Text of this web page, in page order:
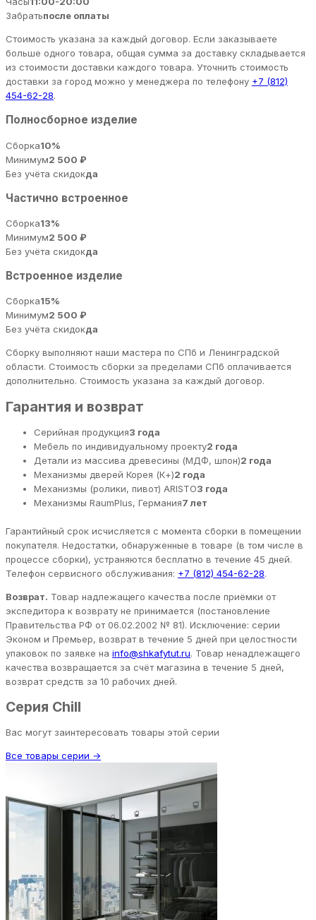
Забратьпосле оплаты
Стоимость указана за каждый договор. Если заказываете
больше одного товара, общая сумма за доставку складывается
из стоимости доставки каждого товара. Уточнить стоимость
доставки за город можно у менеджера по телефону +7 (812)
454-62-28.
Полносборное изделие
Сборка10%
Минимум2 500 ₽
Без учёта скидокда
Частично встроенное
Сборка13%
Минимум2 500 ₽
Без учёта скидокда
Встроенное изделие
Сборка15%
Минимум2 500 ₽
Без учёта скидокда
Сборку выполняют наши мастера по СПб и Ленинградской
области. Стоимость сборки за пределами СПб оплачивается
дополнительно. Стоимость указана за каждый договор.
Гарантия и возврат
Серийная продукция3 года
Мебель по индивидуальному проекту2 года
Детали из массива древесины (МДФ, шпон)2 года
Механизмы дверей Корея (К+)2 года
Механизмы (ролики, пивот) ARISTO3 года
Механизмы RaumPlus, Германия7 лет
Гарантийный срок исчисляется с момента сборки в помещении
покупателя. Недостатки, обнаруженные в товаре (в том числе в
процессе сборки), устраняются бесплатно в течение 45 дней.
Телефон сервисного обслуживания: +7 (812) 454-62-28.
Возврат. Товар надлежащего качества после приёмки от
экспедитора к возврату не принимается (постановление
Правительства РФ от 06.02.2002 № 81). Исключение: серии
Эконом и Премьер, возврат в течение 5 дней при целостности
упаковок по заявке на info@shkafytut.ru. Товар ненадлежащего
качества возвращается за счёт магазина в течение 5 дней,
возврат средств за 10 рабочих дней.
Серия Chill
Вас могут заинтересовать товары этой серии
Все товары серии →